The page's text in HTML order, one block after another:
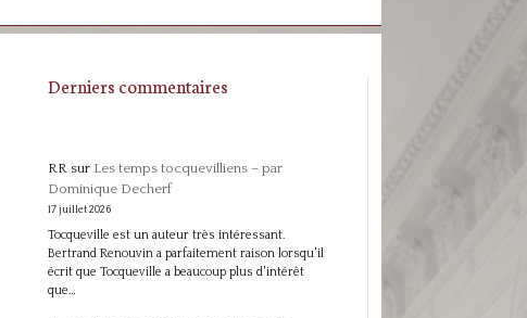
Derniers commentaires
RRsur Les temps tocquevilliens – par
Dominique Decherf
17 juillet 2026
Tocqueville est un auteur très intéressant.
Bertrand Renouvin a parfaitement raison lorsqu'il
écrit que Tocqueville a beaucoup plus d'intérêt
que…